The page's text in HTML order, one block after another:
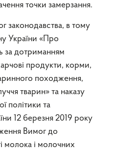
точки замерзання.
законодавства, в тому
України «Про
за дотриманням
продукти, корми,
походження,
тварин» та наказу
політики та
12 березня 2019 року
Вимог до
молока і молочних